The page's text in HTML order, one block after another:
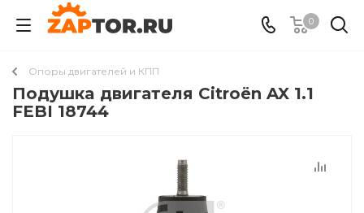
0
Опоры двигателей и КПП
Подушкa двигателя Citroën AX 1.1
FEBI 18744